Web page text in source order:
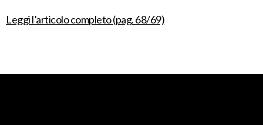
Leggi l’articolo completo (pag. 68/69)